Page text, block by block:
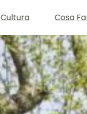
Cultura Cosa